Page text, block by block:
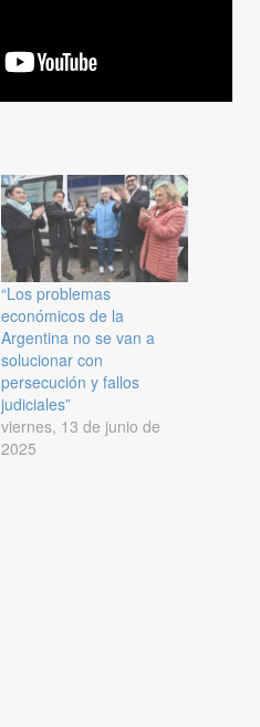
“Los problemas
económicos de la
Argentina no se van a
solucionar con
persecución y fallos
judiciales”
viernes, 13 de junio de
2025